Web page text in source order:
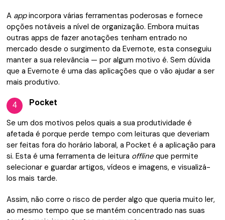
A appincorpora várias ferramentas poderosas e fornece
opções notáveis a nível de organização. Embora muitas
outras apps de fazer anotações tenham entrado no
mercado desde o surgimento da Evernote, esta conseguiu
manter a sua relevância — por algum motivo é. Sem dúvida
que a Evernote é uma das aplicações que o vão ajudar a ser
mais produtivo.
4 Pocket
Se um dos motivos pelos quais a sua produtividade é
afetada é porque perde tempo com leituras que deveriam
ser feitas fora do horário laboral, a Pocket é a aplicação para
si. Esta é uma ferramenta de leitura offline que permite
selecionar e guardar artigos, vídeos e imagens, e visualizá-
los mais tarde.
Assim, não corre o risco de perder algo que queria muito ler,
ao mesmo tempo que se mantém concentrado nas suas